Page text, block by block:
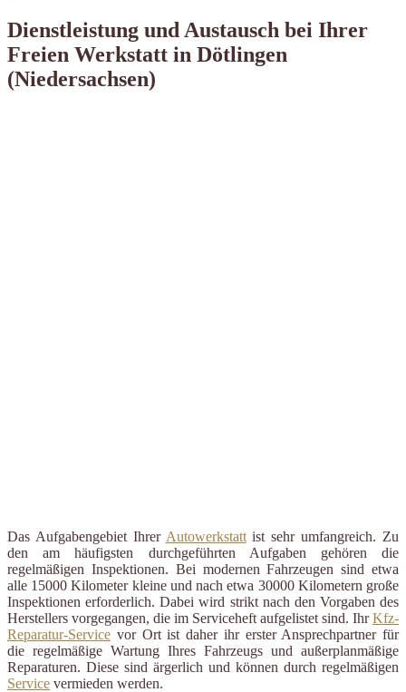
Dienstleistung und Austausch bei Ihrer
Freien Werkstatt in Dötlingen
(Niedersachsen)
Das Aufgabengebiet Ihrer Autowerkstattist sehr umfangreich. Zu
den am häufigsten durchgeführten Aufgaben gehören die
regelmäßigen Inspektionen. Bei modernen Fahrzeugen sind etwa
alle 15000 Kilometer kleine und nach etwa 30000 Kilometern große
Inspektionen erforderlich. Dabei wird strikt nach den Vorgaben des
Herstellers vorgegangen, die im Serviceheft aufgelistet sind. IhrKfz-
Reparatur-Service vor Ort ist daher ihr erster Ansprechpartner für
die regelmäßige Wartung Ihres Fahrzeugs und außerplanmäßige
Reparaturen. Diese sind ärgerlich und können durch regelmäßigen
Service vermieden werden.